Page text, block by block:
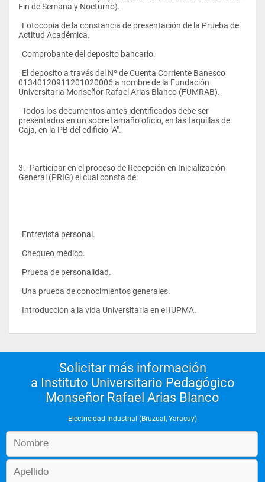
Fin de Semana y Nocturno).
Actitud Académica.
  Comprobante del deposito bancario.
01340120911201020006 a nombre de la Fundación
Universitaria Monseñor Rafael Arias Blanco (FUMRAB).
presentados en un sobre tamaño oficio, en las taquillas de
Caja, en la PB del edificio "A".
3.- Participar en el proceso de Recepción en Inicialización
General (PRIG) el cual consta de:
  Entrevista personal.
  Chequeo médico.
  Prueba de personalidad.
  Una prueba de conocimientos generales.
  Introducción a la vida Universitaria en el IUPMA.
Solicitar más información
a Instituto Universitario Pedagógico
Monseñor Rafael Arias Blanco
Electricidad Industrial (Bruzual, Yaracuy)